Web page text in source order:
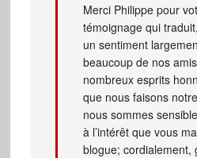
Merci Philippe pour
témoignage qui
un sentiment
beaucoup de nos
nombreux esprits
que nous faisons
nous sommes
à l’intérêt que vous
blogue; cordialement,